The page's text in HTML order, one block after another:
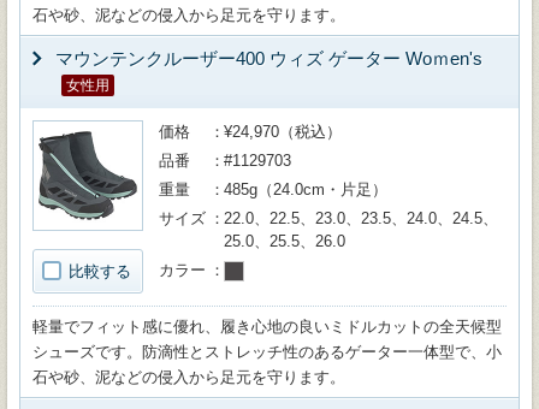
石や砂、泥などの侵入から足元を守ります。
マウンテンクルーザー400 ウィズ ゲーター Woｍen's
女性用
比較する
価格
¥24,970（税込）
品番
#1129703
重量
485g（24.0cm・片足）
サイズ
22.0、22.5、23.0、23.5、24.0、24.5、
25.0、25.5、26.0
カラー
軽量でフィット感に優れ、履き心地の良いミドルカットの全天候型
シューズです。防滴性とストレッチ性のあるゲーター一体型で、小
石や砂、泥などの侵入から足元を守ります。